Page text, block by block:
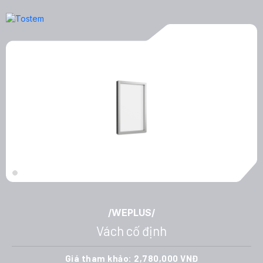
Vách
định
/WEPLUS/
Vách cố định
Giá tham khảo: 2,780,000 VNĐ